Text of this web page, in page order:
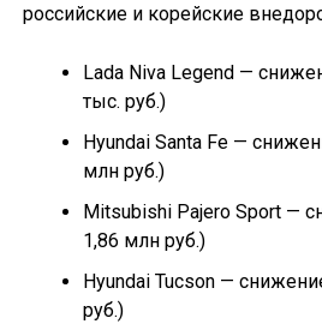
российские и корейские
Lada Niva Legend —
тыс. руб.)
Hyundai Santa Fe —
млн руб.)
Mitsubishi Pajero Sport —
1,86 млн руб.)
Hyundai Tucson —
руб.)